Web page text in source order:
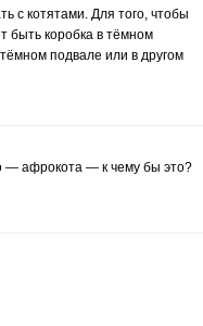
с котятами. Для того, чтобы
быть коробка в тёмном
подвале или в другом
— афрокота — к чему бы это?